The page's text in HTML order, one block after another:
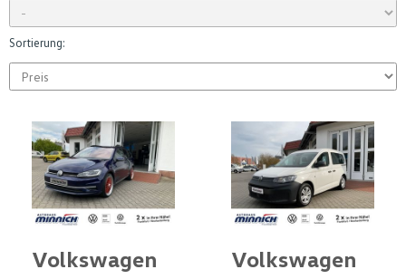
Sortierung:
Volkswagen
Volkswagen